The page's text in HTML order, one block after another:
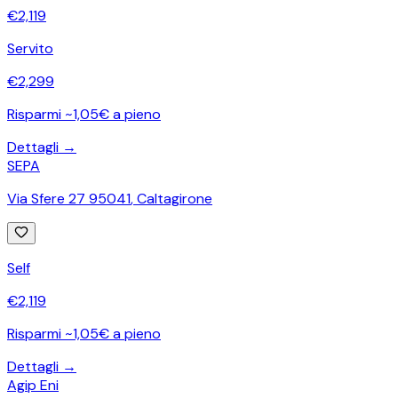
€2,119
Servito
€2,299
Risparmi ~1,05€ a pieno
Dettagli →
SEPA
Via Sfere 27 95041,Caltagirone
Self
€2,119
Risparmi ~1,05€ a pieno
Dettagli →
Agip Eni